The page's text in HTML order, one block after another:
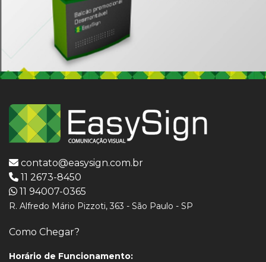
contato@easysign.com.br
11 2673-8450
11 94007-0365
R. Alfredo Mário Pizzoti, 363 - São Paulo - SP
Como Chegar?
Horário de Funcionamento: